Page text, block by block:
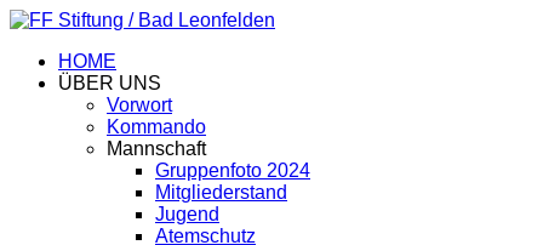
HOME
ÜBER UNS
Vorwort
Kommando
Mannschaft
Gruppenfoto 2024
Mitgliederstand
Jugend
Atemschutz